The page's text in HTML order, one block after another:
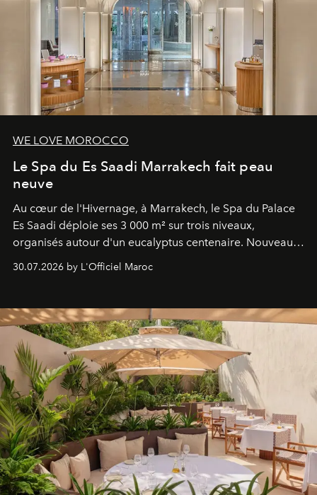
WE LOVE MOROCCO
Le Spa du Es Saadi Marrakech fait peau
neuve
Au cœur de l'Hivernage, à Marrakech, le Spa du Palace
Es Saadi déploie ses 3 000 m² sur trois niveaux,
organisés autour d'un eucalyptus centenaire. Nouveau
Lobby Bien-Être et Beauté, exclusivité mondiale en
neuro-cosmétique, parcours thermal et studio dédié au
entièreté, entre science des émotions et rituels
reposants.
30.07.2026 by L'Officiel Maroc